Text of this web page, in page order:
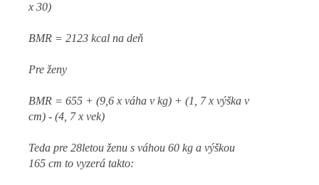
x 30)
BMR = 2123 kcal na deň
Pre ženy
BMR = 655 + (9,6 x váha v kg) + (1, 7 x výška v
cm) - (4, 7 x vek)
Teda pre 28letou ženu s váhou 60 kg a výškou
165 cm to vyzerá takto: